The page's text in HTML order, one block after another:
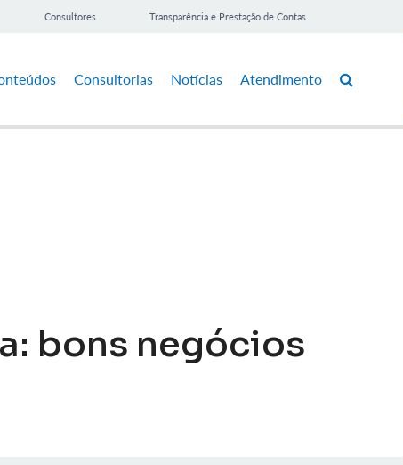
Consultores Transparência e Prestação de Contas
Consultorias Notícias Atendimento
bons negócios